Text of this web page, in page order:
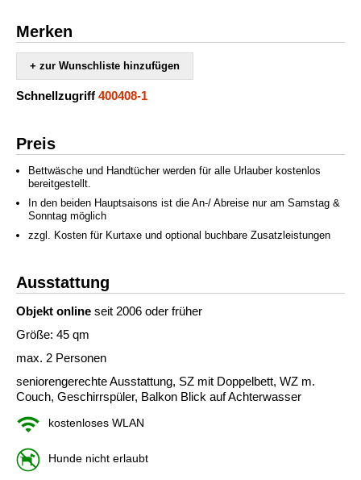
Merken
+ zur Wunschliste hinzufügen
Schnellzugriff 400408-1
Preis
Bettwäsche und Handtücher werden für alle Urlauber kostenlos
bereitgestellt.
In den beiden Hauptsaisons ist die An-/ Abreise nur am Samstag &
Sonntag möglich
zzgl. Kosten für Kurtaxe und optional buchbare Zusatzleistungen
Ausstattung
Objekt online seit 2006 oder früher
Größe: 45 qm
max. 2 Personen
seniorengerechte Ausstattung, SZ mit Doppelbett, WZ m.
Couch, Geschirrspüler, Balkon Blick auf Achterwasser
kostenloses WLAN
Hunde nicht erlaubt